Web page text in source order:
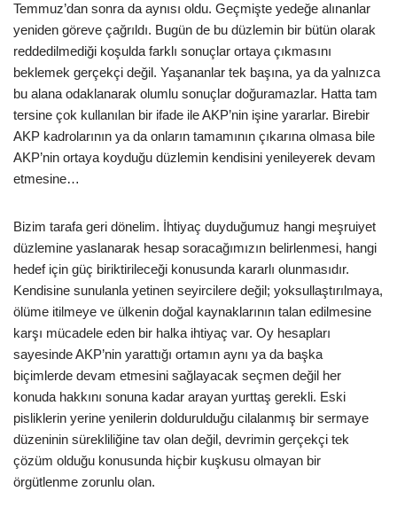
Temmuz’dan sonra da aynısı oldu. Geçmişte yedeğe alınanlar
yeniden göreve çağrıldı. Bugün de bu düzlemin bir bütün olarak
reddedilmediği koşulda farklı sonuçlar ortaya çıkmasını
beklemek gerçekçi değil. Yaşananlar tek başına, ya da yalnızca
bu alana odaklanarak olumlu sonuçlar doğuramazlar. Hatta tam
tersine çok kullanılan bir ifade ile AKP’nin işine yararlar. Birebir
AKP kadrolarının ya da onların tamamının çıkarına olmasa bile
AKP’nin ortaya koyduğu düzlemin kendisini yenileyerek devam
etmesine…
Bizim tarafa geri dönelim. İhtiyaç duyduğumuz hangi meşruiyet
düzlemine yaslanarak hesap soracağımızın belirlenmesi, hangi
hedef için güç biriktirileceği konusunda kararlı olunmasıdır.
Kendisine sunulanla yetinen seyircilere değil; yoksullaştırılmaya,
ölüme itilmeye ve ülkenin doğal kaynaklarının talan edilmesine
karşı mücadele eden bir halka ihtiyaç var. Oy hesapları
sayesinde AKP’nin yarattığı ortamın aynı ya da başka
biçimlerde devam etmesini sağlayacak seçmen değil her
konuda hakkını sonuna kadar arayan yurttaş gerekli. Eski
pisliklerin yerine yenilerin doldurulduğu cilalanmış bir sermaye
düzeninin sürekliliğine tav olan değil, devrimin gerçekçi tek
çözüm olduğu konusunda hiçbir kuşkusu olmayan bir
örgütlenme zorunlu olan.